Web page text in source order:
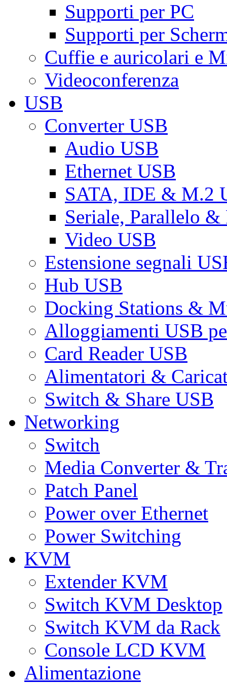
Supporti per PC
Supporti per
Cuffie e auricolari e
Videoconferenza
USB
Converter USB
Audio USB
Ethernet USB
SATA, IDE & M.2
Seriale, Parallelo &
Video USB
Estensione segnali
Hub USB
Docking Stations &
Alloggiamenti USB
Card Reader USB
Alimentatori &
Switch & Share USB
Networking
Switch
Media Converter &
Patch Panel
Power over Ethernet
Power Switching
KVM
Extender KVM
Switch KVM Desktop
Switch KVM da Rack
Console LCD KVM
Alimentazione